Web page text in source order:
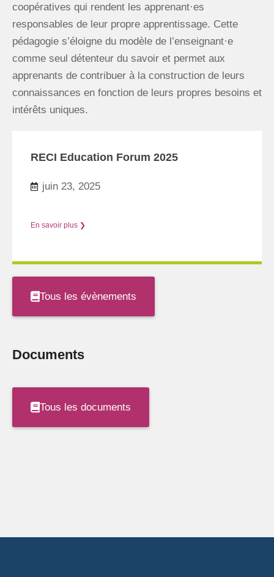
coopératives qui rendent les apprenant·es
responsables de leur propre apprentissage. Cette
pédagogie s’éloigne du modèle de l’enseignant·e
comme seul détenteur du savoir et permet aux
apprenants de contribuer à la construction de leurs
connaissances en fonction de leurs propres besoins et
intérêts uniques.
RECI Education Forum 2025
juin 23, 2025
En savoir plus ❯
Tous les évènements
Documents
Tous les documents